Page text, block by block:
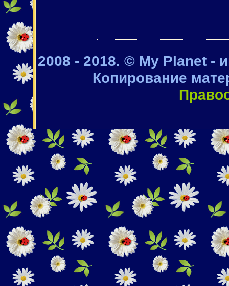
2008 - 2018. © My Planet -
Копирование